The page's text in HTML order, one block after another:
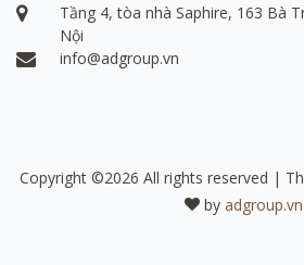
Tầng 4, tòa nhà Saphire, 163 Bà
Nội
info@adgroup.vn
Copyright ©2026 All rights reserved |
by adgroup.vn